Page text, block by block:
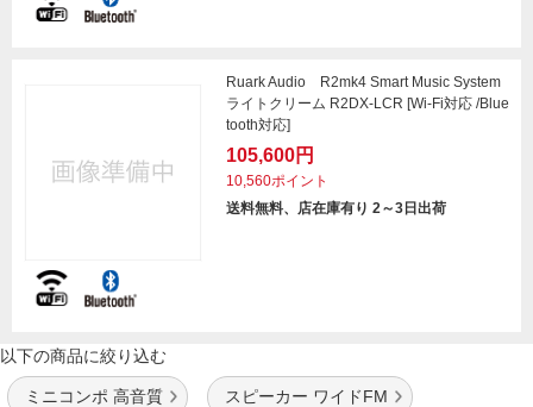
Ruark Audio R2mk4 Smart Music System
ライトクリーム R2DX-LCR [Wi-Fi対応 /Blue
tooth対応]
105,600円
10,560ポイント
送料無料、店在庫有り 2～3日出荷
以下の商品に絞り込む
ミニコンポ 高音質 スピーカー ワイドFM